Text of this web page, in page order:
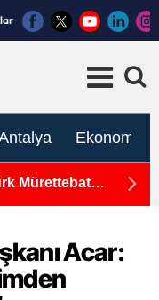
Ekonomi
Projesi'nde Yeni
Acar: